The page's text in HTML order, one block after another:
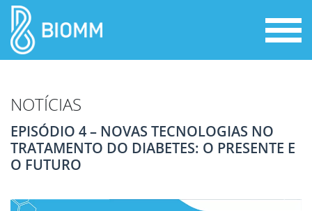
NOTÍCIAS
EPISÓDIO 4 – NOVAS TECNOLOGIAS NO
TRATAMENTO DO DIABETES: O PRESENTE E
O FUTURO